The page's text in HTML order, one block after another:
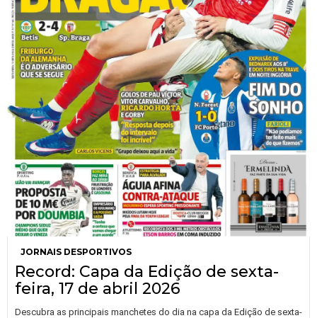
JORNAIS DESPORTIVOS
Record: Capa da Edição de sexta-
feira, 17 de abril 2026
Descubra as principais manchetes do dia na capa da Edição de sexta-